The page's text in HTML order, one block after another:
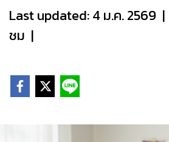
Last updated: 4 ม.ค. 2569 |
ชม |